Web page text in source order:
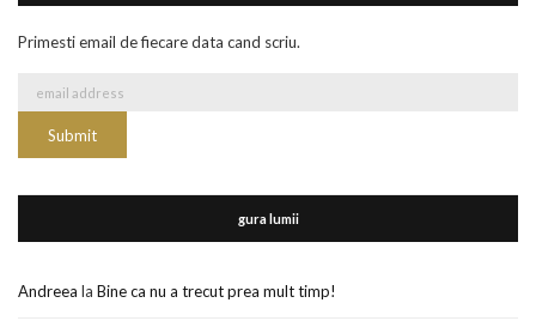
Primesti email de fiecare data cand scriu.
gura lumii
Andreea la Bine ca nu a trecut prea mult timp!